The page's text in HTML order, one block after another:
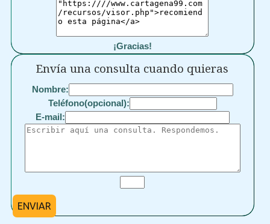
¡Gracias!
Envía una consulta cuando quieras
Nombre:
Teléfono(opcional):
E-mail:
ENVIAR